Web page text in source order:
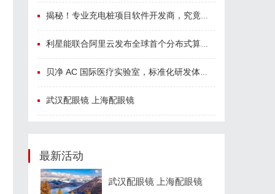
揭秘！专业充电桩项目软件开发商，究竟藏着哪些行业秘诀？
利星能联合阿里云发布全球首个分布式算电协同解决方案
贝净 AC 国际医疗实验室，标准化研发体系全解析
武汉配眼镜 上海配眼镜
最新活动
武汉配眼镜 上海配眼镜